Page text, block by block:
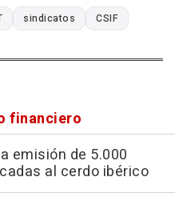
sindicatos CSIF
financiero
emisión de 5.000
al cerdo ibérico